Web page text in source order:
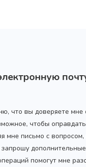
что вы доверяете
чтобы
мне письмо с
помогут мне